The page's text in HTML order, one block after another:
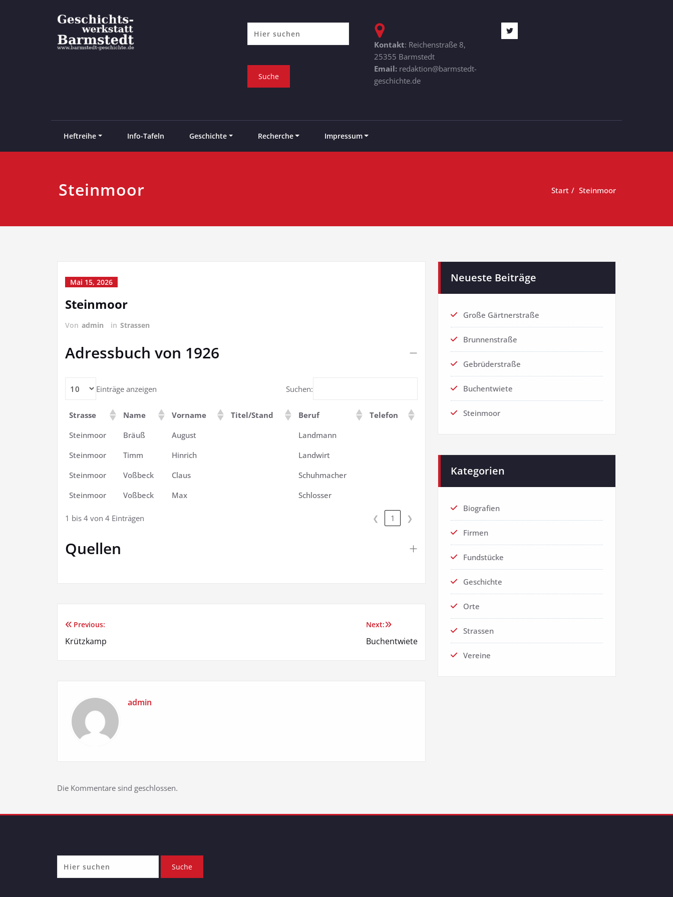
Kontakt: Reichenstraße 8,
25355 Barmstedt
Email: redaktion@barmstedt-
geschichte.de
Heftreihe Info-Tafeln Geschichte Recherche Impressum
Steinmoor Start Steinmoor
Mai 15, 2026
Steinmoor
Von admin in Strassen
Adressbuch von 1926
Einträge anzeigen Suchen:
Strasse Name Vorname Titel/Stand Beruf
Telefon
Steinmoor
Bräuß August
Landmann
Steinmoor
Timm Hinrich
Landwirt
Steinmoor
Voßbeck Claus
Schuhmacher
Steinmoor
Voßbeck Max Schlosser
1 bis 4 von 4 Einträgen ❮ 1 ❯
Quellen
Beitragsnavigation
Previous:
Krützkamp
Next:
Buchentwiete
admin
Die Kommentare sind geschlossen.
Neueste Beiträge
Große Gärtnerstraße
Brunnenstraße
Gebrüderstraße
Buchentwiete
Steinmoor
Kategorien
Biografien
Firmen
Fundstücke
Geschichte
Orte
Strassen
Vereine